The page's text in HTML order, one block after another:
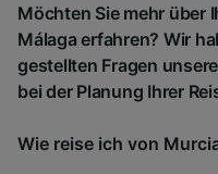
Möchten Sie mehr über
Málaga erfahren? Wir
gestellten Fragen
bei der Planung Ihrer
Wie reise ich von